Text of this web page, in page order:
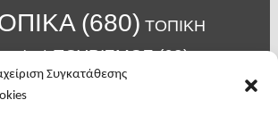
Συγκατάθεσης
(680) ΤΟΠΙΚΗ
(45) ΤΟΥΡΙΣΜΟΣ(63)
Χατζηβασιλειου